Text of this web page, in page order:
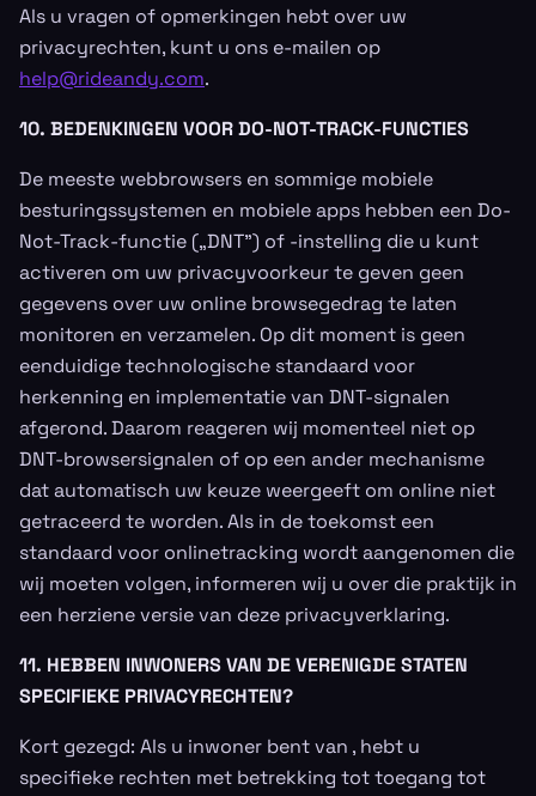
Als u vragen of opmerkingen hebt over uw
privacyrechten, kunt u ons e-mailen op
help@rideandy.com.
10. BEDENKINGEN VOOR DO-NOT-TRACK-FUNCTIES
De meeste webbrowsers en sommige mobiele
besturingssystemen en mobiele apps hebben een Do-
Not-Track-functie („DNT”) of -instelling die u kunt
activeren om uw privacyvoorkeur te geven geen
gegevens over uw online browsegedrag te laten
monitoren en verzamelen. Op dit moment is geen
eenduidige technologische standaard voor
herkenning en implementatie van DNT-signalen
afgerond. Daarom reageren wij momenteel niet op
DNT-browsersignalen of op een ander mechanisme
dat automatisch uw keuze weergeeft om online niet
getraceerd te worden. Als in de toekomst een
standaard voor onlinetracking wordt aangenomen die
wij moeten volgen, informeren wij u over die praktijk in
een herziene versie van deze privacyverklaring.
11. HEBBEN INWONERS VAN DE VERENIGDE STATEN
SPECIFIEKE PRIVACYRECHTEN?
Kort gezegd: Als u inwoner bent van , hebt u
specifieke rechten met betrekking tot toegang tot